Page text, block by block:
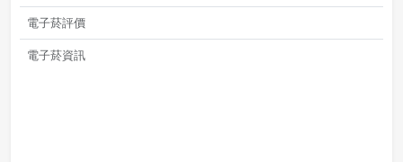
電子菸評價
電子菸資訊